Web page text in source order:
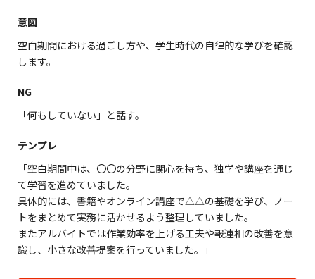
意図
空白期間における過ごし方や、学生時代の自律的な学びを確認
します。
NG
「何もしていない」と話す。
テンプレ
「空白期間中は、〇〇の分野に関心を持ち、独学や講座を通じ
て学習を進めていました。
具体的には、書籍やオンライン講座で△△の基礎を学び、ノー
トをまとめて実務に活かせるよう整理していました。
またアルバイトでは作業効率を上げる工夫や報連相の改善を意
識し、小さな改善提案を行っていました。」